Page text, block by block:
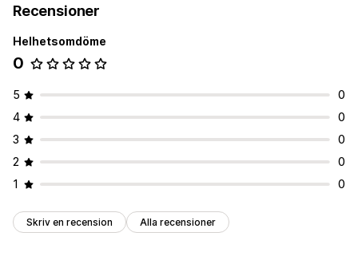
Recensioner
Helhetsomdöme
0
5
0
4
0
3
0
2
0
1
0
Skriv en recension Alla recensioner